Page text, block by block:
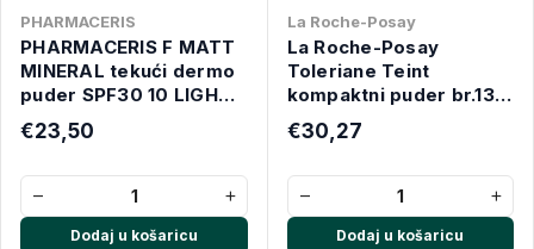
PHARMACERIS
PHARMACERIS F MATT
MINERAL tekući dermo
puder SPF30 10 LIGHT
30ml
€23,50
− +
Dodaj u košaricu
La Roche-Posay
La Roche-Posay
Toleriane Teint
kompaktni puder br.13
9.5g
€30,27
− +
Dodaj u košaricu